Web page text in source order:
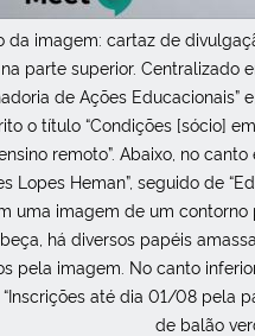
da imagem: cartaz de
parte superior. Centralizado
de Ações Educacionais”
o título “Condições [sócio]
remoto”. Abaixo, no
Lopes Heman”, seguido de
uma imagem de um
há diversos papéis
pela imagem. No canto
até dia 01/08 pela
de balão